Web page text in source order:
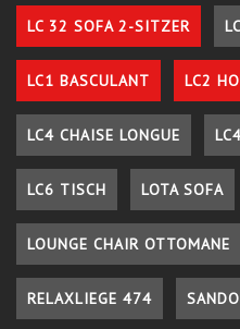
LC 32 SOFA 2-SITZER
LC1 BASCULANT LC2
LC4 CHAISE LONGUE
LC6 TISCH LOTA SOFA
LOUNGE CHAIR OTTOMANE
RELAXLIEGE 474